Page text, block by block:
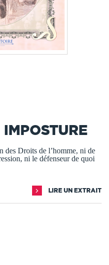
des Droits de l’homme, ni de
ni le défenseur de quoi
LIRE UN EXTRAIT